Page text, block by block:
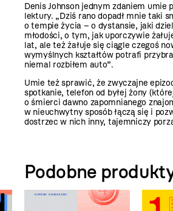
Denis Johnson jednym zdaniem umie
lektury. „Dziś rano dopadł mnie taki
o tempie życia – o dystansie, jaki
młodości, o tym, jak uporczywie
lat, ale też żałuje się ciągle czegoś
wymyślnych kształtów potrafi
niemal rozbiłem auto”.
Umie też sprawić, że zwyczajne
spotkanie, telefon od byłej żony
o śmierci dawno zapomnianego
w nieuchwytny sposób łączą się i
dostrzec w nich inny, tajemniczy
Podobne